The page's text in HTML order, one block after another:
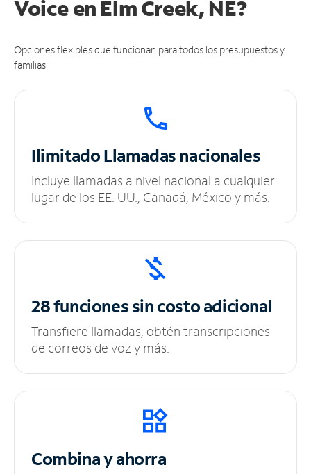
Voice en Elm Creek, NE?
Opciones flexibles que funcionan para todos los presupuestos y
familias.
IlimitadoLlamadas nacionales
Incluye llamadas a nivel nacional a cualquier
lugar de los EE. UU., Canadá, México y más.
28 funciones sincosto adicional
Transfiere llamadas, obtén transcripciones
de correos de voz y más.
Combina y ahorra